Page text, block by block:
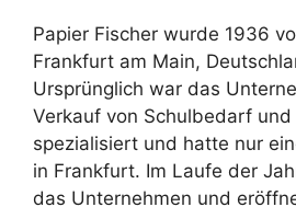
Papier Fischer wurde 1936
Frankfurt am Main,
Ursprünglich war das
Verkauf von Schulbedarf
spezialisiert und hatte nur
in Frankfurt. Im Laufe der
das Unternehmen und